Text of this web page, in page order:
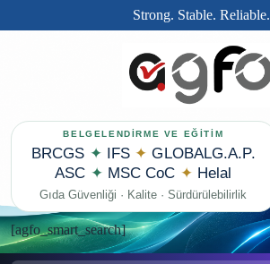
Strong. Stable. Reliable.
BELGELENDİRME VE EĞİTİM
BRCGS ✦ IFS ✦ GLOBALG.A.P.
ASC ✦ MSC CoC ✦ Helal
Gıda Güvenliği · Kalite · Sürdürülebilirlik
[agfo_smart_search]